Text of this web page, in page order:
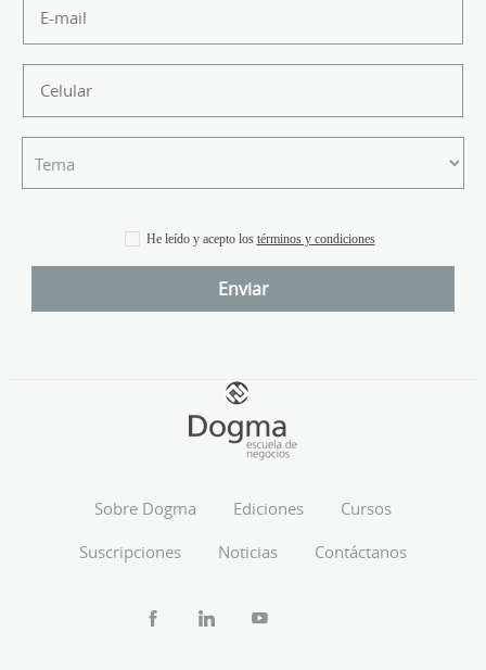
He leído y acepto los términos y condiciones
Sobre Dogma Ediciones
Cursos
Suscripciones
Noticias Contáctanos